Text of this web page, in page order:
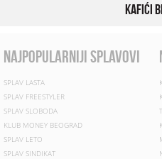
Kafići
najpopularniji splavovi
SPLAV LASTA
SPLAV FREESTYLER
SPLAV SLOBODA
KLUB MONEY BEOGRAD
SPLAV LETO
SPLAV SINDIKAT